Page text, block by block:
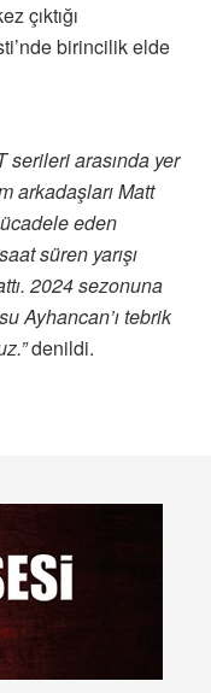
çıktığı
birincilik elde
serileri arasında yer
arkadaşları Matt
eden
süren yarışı
2024 sezonuna
Ayhancan’ı tebrik
denildi.​​​​​​​